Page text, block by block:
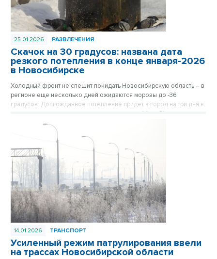
25.01.2026 РАЗВЛЕЧЕНИЯ
Скачок на 30 градусов: названа дата
резкого потепления в конце января-2026
в Новосибирске
Холодный фронт не спешит покидать Новосибирскую область – в
регионе еще несколько дней ожидаются морозы до -36
градусов. Долгожданное потепление придет в город на три дня в
конце месяца, самым теплым днем станет суббота 31 января.
14.01.2026 ТРАНСПОРТ
Усиленный режим патрулирования ввели
на трассах Новосибирской области